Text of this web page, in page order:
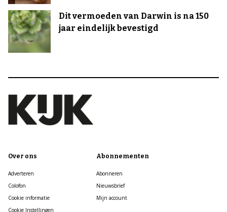
Dit vermoeden van Darwin is na 150
jaar eindelijk bevestigd
Over ons
Adverteren
Colofon
Cookie informatie
Cookie Instellingen
Abonnementen
Abonneren
Nieuwsbrief
Mijn account